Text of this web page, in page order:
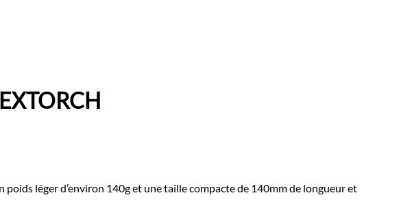
léger d’environ 140g et une taille compacte de 140mm de longueur et